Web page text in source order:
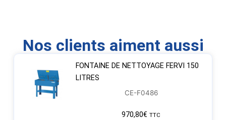
Nos clients aiment aussi
FONTAINE DE NETTOYAGE FERVI 150
LITRES
CE-F0486
970,80€ TTC